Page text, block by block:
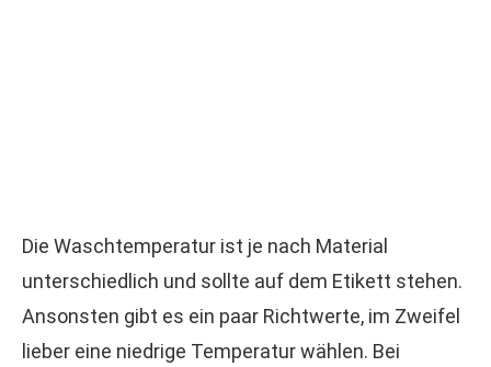
Die Waschtemperatur ist je nach Material
unterschiedlich und sollte auf dem Etikett stehen.
Ansonsten gibt es ein paar Richtwerte, im Zweifel
lieber eine niedrige Temperatur wählen. Bei